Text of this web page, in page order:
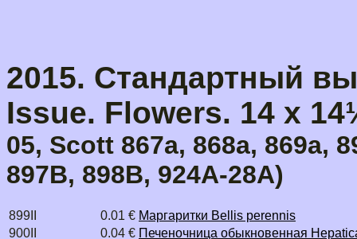
2015. Стандартный
Issue. Flowers. 14 x
05, Scott 867a, 868a, 869a,
897B, 898B, 924A-28A)
899II 0.01 € Маргаритки Bellis perennis
900II
0.04 € Печеночница обыкновенная